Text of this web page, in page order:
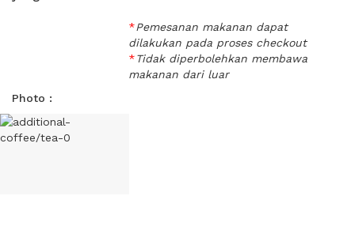
harga sewa.
Tempat menunggu tamu
penyewa adalah di Lounge
lantai 25.
mall Taman Anggrek, plaza Slipi
Jaya, hotel Menara Peninsula, dan
Wisma Asia BCA
Akses mudah dari Tomang dan
*Pemesanan makanan dapat
dilakukan pada proses checkout
*Tidak diperbolehkan membawa
makanan dari luar
Photo :